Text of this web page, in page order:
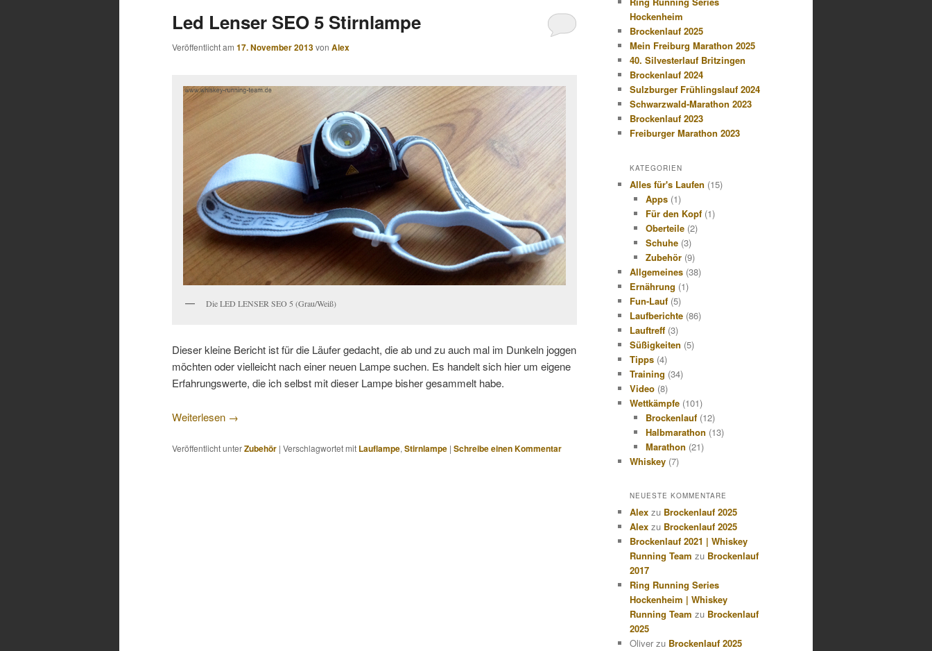
Led Lenser SEO 5 Stirnlampe
Veröffentlicht am 17. November 2013von Alex
Die LED LENSER SEO 5 (Grau/Weiß)
Dieser kleine Bericht ist für die Läufer gedacht, die ab und zu auch mal im Dunkeln joggen
möchten oder vielleicht nach einer neuen Lampe suchen. Es handelt sich hier um eigene
Erfahrungswerte, die ich selbst mit dieser Lampe bisher gesammelt habe.
Weiterlesen →
Veröffentlicht unterZubehör | Verschlagwortet mit Lauflampe, Stirnlampe | Schreibe einen Kommentar
Hockenheim
Brockenlauf 2025
Mein Freiburg Marathon 2025
40. Silvesterlauf Britzingen
Brockenlauf 2024
Sulzburger Frühlingslauf 2024
Schwarzwald-Marathon 2023
Brockenlauf 2023
Freiburger Marathon 2023
KATEGORIEN
Alles für's Laufen (15)
Apps(1)
Für den Kopf(1)
Oberteile(2)
Schuhe(3)
Zubehör(9)
Allgemeines (38)
Ernährung (1)
Fun-Lauf (5)
Laufberichte (86)
Lauftreff (3)
Süßigkeiten (5)
Tipps (4)
Training (34)
Video (8)
Wettkämpfe (101)
Brockenlauf(12)
Halbmarathon (13)
Marathon (21)
Whiskey (7)
NEUESTE KOMMENTARE
Alex zu Brockenlauf 2025
Alex zu Brockenlauf 2025
Brockenlauf 2021 | Whiskey
Running Team zu Brockenlauf
2017
Ring Running Series
Hockenheim | Whiskey
Running Team zu Brockenlauf
2025
Oliver zu Brockenlauf 2025